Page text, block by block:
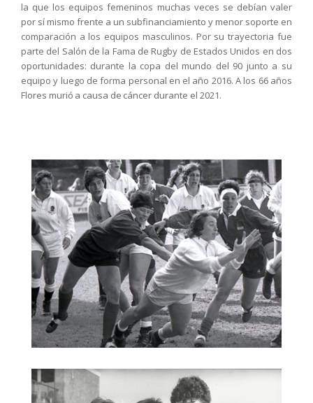
la que los equipos femeninos muchas veces se debían valer
por sí mismo frente a un subfinanciamiento y menor soporte en
comparación a los equipos masculinos. Por su trayectoria fue
parte del Salón de la Fama de Rugby de Estados Unidos en dos
oportunidades: durante la copa del mundo del 90 junto a su
equipo y luego de forma personal en el año 2016. A los 66 años
Flores murió a causa de cáncer durante el 2021.